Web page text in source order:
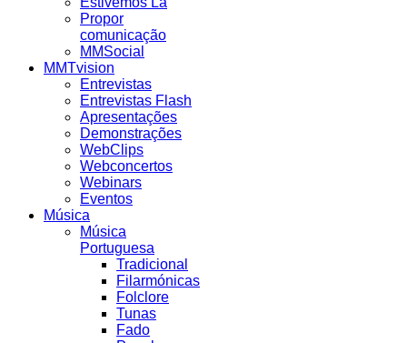
Propor
comunicação
MMSocial
MMTvision
Entrevistas
Entrevistas Flash
Apresentações
Demonstrações
WebClips
Webconcertos
Webinars
Eventos
Música
Música
Portuguesa
Tradicional
Filarmónicas
Folclore
Tunas
Fado